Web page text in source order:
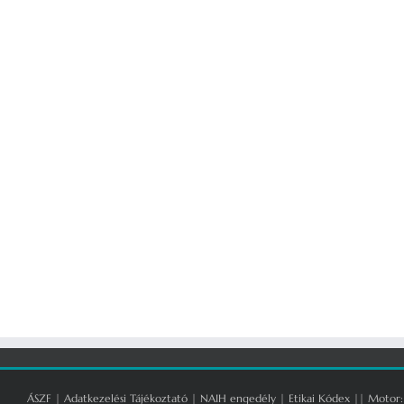
ÁSZF | Adatkezelési Tájékoztató | NAIH engedély | Etikai Kódex || Motor: